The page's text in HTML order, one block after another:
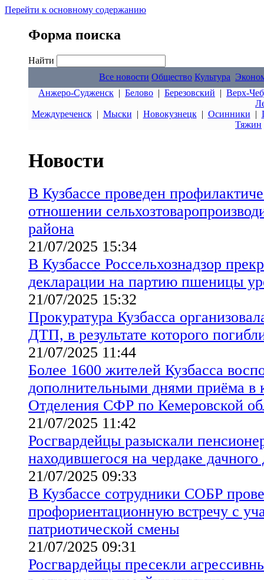
Перейти к основному содержанию
Форма поиска
Найти
Все новости Общество Культура
Анжеро-Судженск | Белово | Березовский | Верх-
Междуреченск| Мыски | Новокузнецк| Осинники |
Тяжин
Новости
В Кузбассе проведен
отношении
района
21/07/2025 15:34
В Кузбассе Россельхознадзор
декларации на партию пшеницы
21/07/2025 15:32
Прокуратура Кузбасса
ДТП, в результате которого
21/07/2025 11:44
Более 1600 жителей Кузбасса
дополнительными днями приёма в
Отделения СФР по Кемеровской
21/07/2025 11:42
Росгвардейцы разыскали
находившегося на чердаке дачного
21/07/2025 09:33
В Кузбассе сотрудники СОБР
профориентационную встречу с
патриотической смены
21/07/2025 09:31
Росгвардейцы пресекли